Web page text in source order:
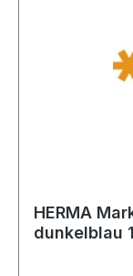
HERMA
dunkelblau